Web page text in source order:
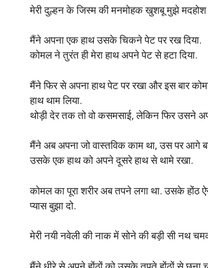
मेरी दुल्हन के जिस्म की मनमोहक खुशबू मुझे मदहोश
मैंने अपना एक हाथ उसके चिकने पेट पर रख दिया.
कोमल ने तुरंत ही मेरा हाथ अपने पेट से हटा दिया.
मैंने फिर से अपना हाथ पेट पर रखा और इस बार
हाथ थाम लिया.
थोड़ी देर तक तो वो कसमसाई, लेकिन फिर उसने
मैंने अब अपना जो वास्तविक काम था, उस पर आगे
उसके एक हाथ को अपने दूसरे हाथ से थामे रखा.
कोमल का पूरा शरीर अब तपने लगा था. उसके
प्यास बुझा दो.
मेरी नयी नवेली की नाक में सोने की बड़ी सी नथ